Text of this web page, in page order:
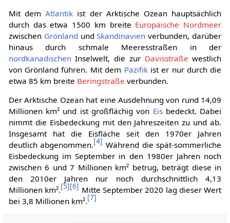
Mit demAtlantik ist der Arktische Ozean hauptsächlich
durch das etwa 1500 km breite Europäische Nordmeer
zwischen Grönland undSkandinavien verbunden, darüber
hinaus durch schmale Meeresstraßen in der
nordkanadischenInselwelt, die zur Davisstraße westlich
von Grönland führen. Mit dem Pazifikist er nur durch die
etwa 85 km breite Beringstraße verbunden.
Der Arktische Ozean hat eine Ausdehnung von rund 14,09
Millionen km² und ist großflächig von Eisbedeckt. Dabei
nimmt die Eisbedeckung mit den Jahreszeiten zu und ab.
Insgesamt hat die Eisfläche seit den 1970er Jahren
deutlich abgenommen.[4] Während die spät-sommerliche
Eisbedeckung im September in den 1980er Jahren noch
zwischen 6 und 7 Millionen km² betrug, beträgt diese in
den 2010er Jahren nur noch durchschnittlich 4,13
Millionen km².[5][6] Mitte September 2020 lag dieser Wert
bei 3,8 Millionen km².[7]